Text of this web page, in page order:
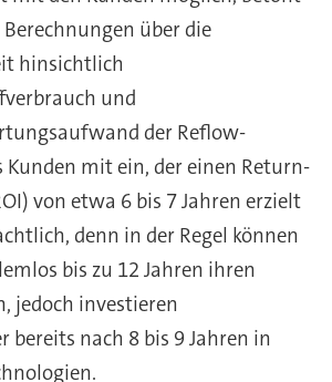
über die
hinsichtlich
und
der Reflow-
Kunden mit ein, der einen Return-
von etwa 6 bis 7 Jahren erzielt
denn in der Regel können
bis zu 12 Jahren ihren
jedoch investieren
bereits nach 8 bis 9 Jahren in